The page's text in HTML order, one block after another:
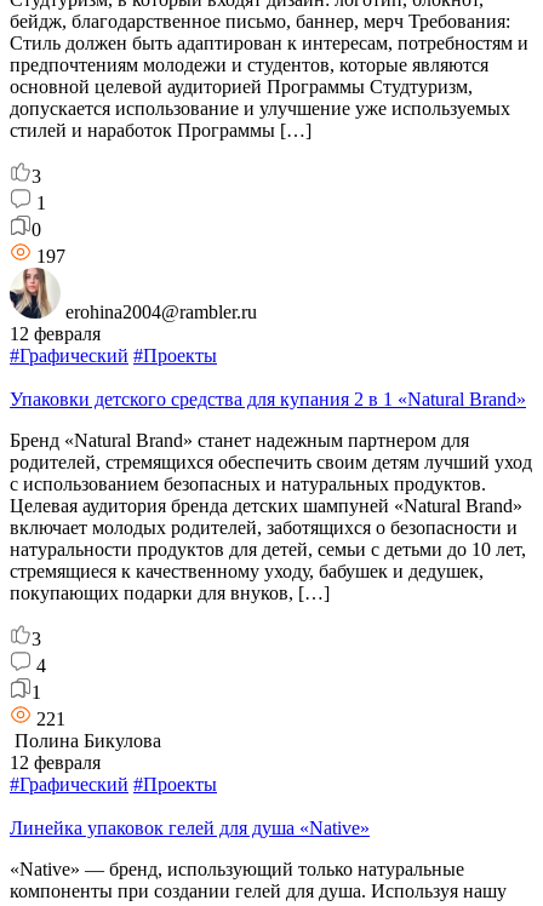
бейдж, благодарственное письмо, баннер, мерч Требования:
Стиль должен быть адаптирован к интересам, потребностям и
предпочтениям молодежи и студентов, которые являются
основной целевой аудиторией Программы Студтуризм,
допускается использование и улучшение уже используемых
стилей и наработок Программы […]
3
1
0
197
erohina2004@rambler.ru
12 февраля
#Графический #Проекты
Упаковки детского средства для купания 2 в 1 «Natural Brand»
Бренд «Natural Brand» станет надежным партнером для
родителей, стремящихся обеспечить своим детям лучший уход
с использованием безопасных и натуральных продуктов.
Целевая аудитория бренда детских шампуней «Natural Brand»
включает молодых родителей, заботящихся о безопасности и
натуральности продуктов для детей, семьи с детьми до 10 лет,
стремящиеся к качественному уходу, бабушек и дедушек,
покупающих подарки для внуков, […]
3
4
1
221
Полина Бикулова
12 февраля
#Графический #Проекты
Линейка упаковок гелей для душа «Native»
«Native» — бренд, использующий только натуральные
компоненты при создании гелей для душа. Используя нашу